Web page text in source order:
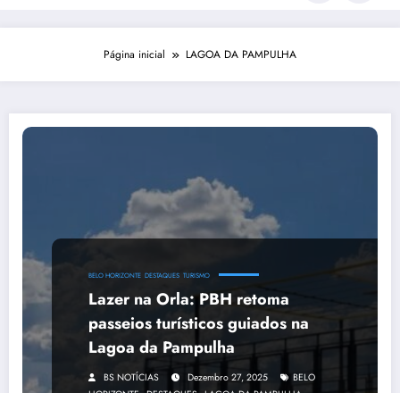
Página inicial LAGOA DA PAMPULHA
BELO HORIZONTE DESTAQUES TURISMO
Lazer na Orla: PBH retoma
passeios turísticos guiados na
Lagoa da Pampulha
BS NOTÍCIAS Dezembro 27, 2025
BELO